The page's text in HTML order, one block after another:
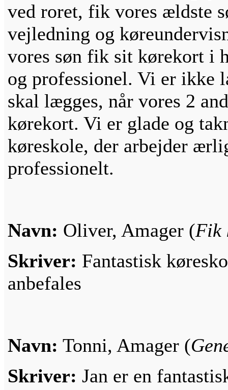
ved roret, fik vores ældste
vejledning og
vores søn fik sit kørekort i
og professionel. Vi er ikke
skal lægges, når vores 2
kørekort. Vi er glade og
køreskole, der arbejder
professionelt.
Navn: Oliver, Amager (Fik
Skriver: Fantastisk
anbefales
Navn: Tonni, Amager (
Skriver: Jan er en